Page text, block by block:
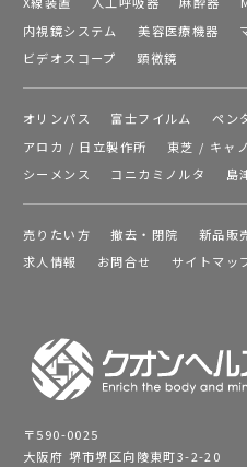
内視鏡システム
美容医療機器
ビデオスコープ
顕微鏡
オリンパス 富士フイルム ペン
アロカ / 日立製作所
東芝 / キャ
シーメンス
コニカミノルタ 島
売りたい方 撤去・閉院 新品販
求人情報
お問合せ サイトマッ
〒590-0025
大阪府 堺市堺区向陵東町3-2-20